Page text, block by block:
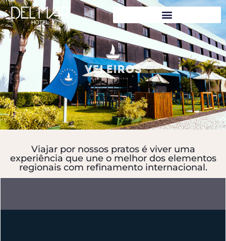
Viajar por nossos pratos é viver uma
experiência que une o melhor dos elementos
regionais com refinamento internacional.​